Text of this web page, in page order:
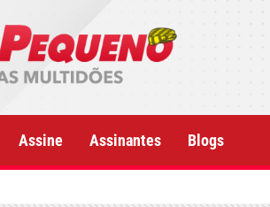
Assine Assinantes Blogs